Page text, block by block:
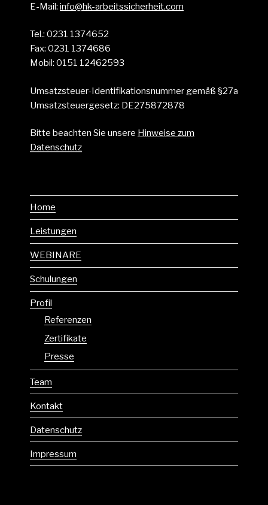
E-Mail: info@hk-arbeitssicherheit.com
Tel.: 0231 1374652
Fax: 0231 1374686
Mobil: 0151 12462593
Umsatzsteuer-Identifikationsnummer gemäß §27a
Umsatzsteuergesetz: DE275872878
Bitte beachten Sie unsere Hinweise zum
Datenschutz
Home
Leistungen
WEBINARE
Schulungen
Profil
Referenzen
Zertifikate
Presse
Team
Kontakt
Datenschutz
Impressum